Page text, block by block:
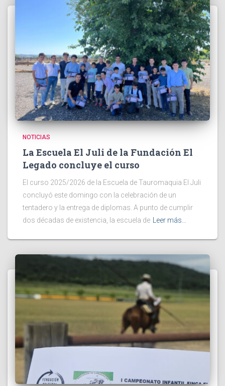
NOTICIAS
La Escuela El Juli de la Fundación El
Legado concluye el curso
El curso 2025/2026 de la Escuela de Tauromaquia El Juli
concluyó este domingo con la celebración de un
tentadero y la entrega de diplomas. A punto de cumplir
dos décadas de existencia, la escuela de Leer más…